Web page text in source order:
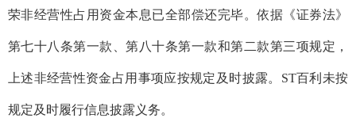
荣非经营性占用资金本息已全部偿还完毕。依据《证券法》
第七十八条第一款、第八十条第一款和第二款第三项规定，
上述非经营性资金占用事项应按规定及时披露。ST百利未按
规定及时履行信息披露义务。